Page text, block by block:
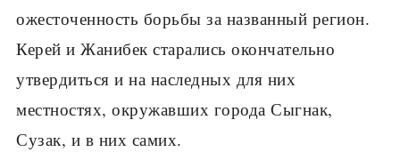
ожесточенность борьбы за названный регион.
Керей и Жанибек старались окончательно
утвердиться и на наследных для них
местностях, окружавших города Сыгнак,
Сузак, и в них самих.